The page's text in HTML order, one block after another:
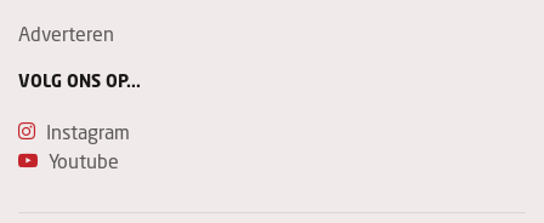
Adverteren
VOLG ONS OP...
Instagram
Youtube